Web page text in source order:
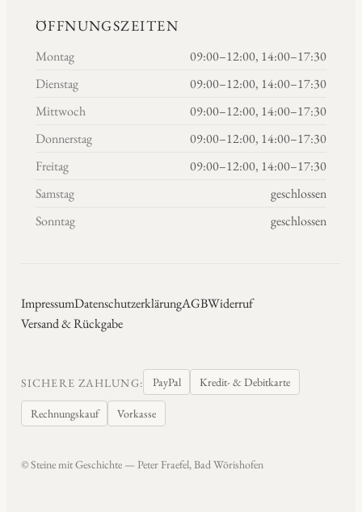
ÖFFNUNGSZEITEN
Montag
09:00–12:00, 14:00–17:30
Dienstag
09:00–12:00, 14:00–17:30
Mittwoch
09:00–12:00, 14:00–17:30
Donnerstag
09:00–12:00, 14:00–17:30
Freitag
09:00–12:00, 14:00–17:30
Samstag
geschlossen
Sonntag
geschlossen
ImpressumDatenschutzerklärungAGBWiderruf
Versand & Rückgabe
SICHERE ZAHLUNG: PayPal Kredit- & Debitkarte
Rechnungskauf Vorkasse
© Steine mit Geschichte — Peter Fraefel, Bad Wörishofen